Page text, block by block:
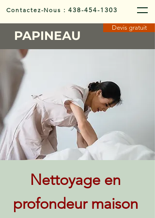
Contactez-Nous :438-454-1303
PAPINEAU
Devis gratuit
Nettoyage en
profondeur maison